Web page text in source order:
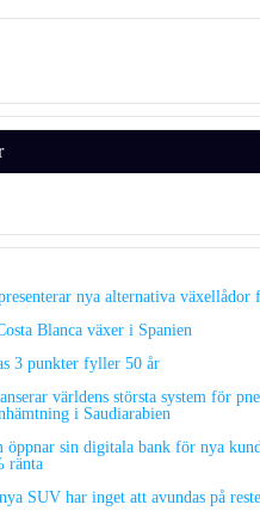
nya alternativa
Blanca växer i Spanien
3 punkter fyller 50 år
världens största system för
i Saudiarabien
öppnar sin digitala bank för nya
ränta
SUV har inget att avundas på